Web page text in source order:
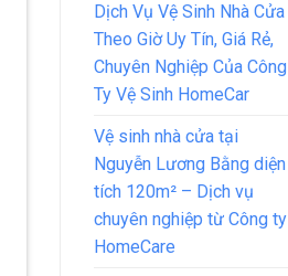
Dịch Vụ Vệ Sinh Nhà Cửa
Theo Giờ Uy Tín, Giá Rẻ,
Chuyên Nghiệp Của Công
Ty Vệ Sinh HomeCar
Vệ sinh nhà cửa tại
Nguyễn Lương Bằng diện
tích 120m² – Dịch vụ
chuyên nghiệp từ Công ty
HomeCare